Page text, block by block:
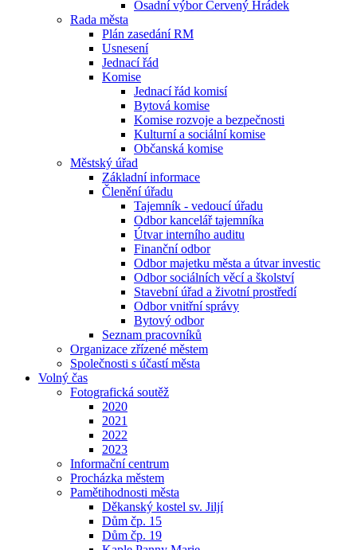
Osadní výbor Červený Hrádek
Rada města
Plán zasedání RM
Usnesení
Jednací řád
Komise
Jednací řád komisí
Bytová komise
Komise rozvoje a bezpečnosti
Kulturní a sociální komise
Občanská komise
Městský úřad
Základní informace
Členění úřadu
Tajemník - vedoucí úřadu
Odbor kancelář tajemníka
Útvar interního auditu
Finanční odbor
Odbor majetku města a útvar investic
Odbor sociálních věcí a školství
Stavební úřad a životní prostředí
Odbor vnitřní správy
Bytový odbor
Seznam pracovníků
Organizace zřízené městem
Společnosti s účastí města
Volný čas
Fotografická soutěž
2020
2021
2022
2023
Informační centrum
Procházka městem
Pamětihodnosti města
Děkanský kostel sv. Jiljí
Dům čp. 15
Dům čp. 19